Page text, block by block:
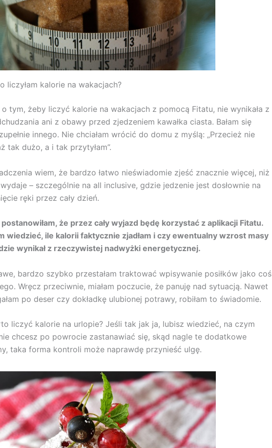
liczyłam kalorie na wakacjach?
o tym, żeby liczyć kalorie na wakacjach z pomocą Fitatu, nie wynikała z
ani z obawy przed zjedzeniem kawałka ciasta. Bałam się
innego. Nie chciałam wrócić do domu z myślą: „Przecież nie
tak dużo, a i tak przytyłam”.
wiem, że bardzo łatwo nieświadomie zjeść znacznie więcej, niż
– szczególnie na all inclusive, gdzie jedzenie jest dosłownie na
ręki przez cały dzień.
że przez cały wyjazd będę korzystać z aplikacji Fitatu.
wiedzieć, ile kalorii faktycznie zjadłam i czy ewentualny wzrost masy
wynikał z rzeczywistej nadwyżki energetycznej.
bardzo szybko przestałam traktować wpisywanie posiłków jako coś
Wręcz przeciwnie, miałam poczucie, że panuję nad sytuacją. Nawet
po deser czy dokładkę ulubionej potrawy, robiłam to świadomie.
liczyć kalorie na urlopie? Jeśli tak jak ja, lubisz wiedzieć, na czym
chcesz po powrocie zastanawiać się, skąd nagle te dodatkowe
taka forma kontroli może naprawdę przynieść ulgę.